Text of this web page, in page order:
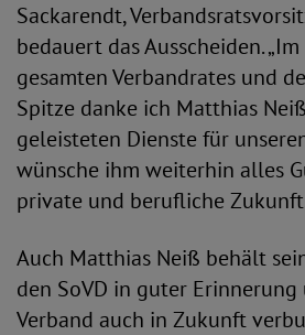
Sackarendt,
bedauert das Ausscheiden.
gesamten Verbandrates und
Spitze danke ich Matthias
geleisteten Dienste für
wünsche ihm weiterhin alles
private und berufliche
Auch Matthias Neiß behält
den SoVD in guter
Verband auch in Zukunft